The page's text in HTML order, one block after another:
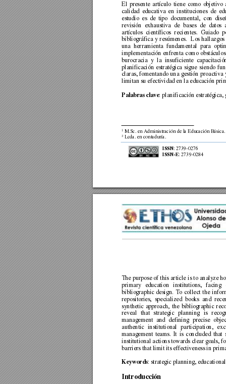
ISSN : 2739-0276
ISSN-E: 2739-0284
El presente artículo tiene como objetivo
calidad
educativa en instituciones de
estudio es de tipo documental, con
revisión
exhaustiva de bases de datos
artículos científicos recientes. Guiado
bibliográfica y resúmenes. Los hallazgos
una herramienta fundamental para
implementación enfrenta como
burocracia y l a insuficiente
planificación estratégica sigue siendo
claras, fomentando una gestión proactiva
limitan su efectividad en la educación
Palabras clave: planificación estratégica,
1 M.Sc. en Administración de la Educación Básica.
2 Lcda. en contaduría.
The purpose of this article is to analyze
primary
education institutions, facing
bibliographic design. To collect the
repositories,
specialized books and
synthetic approach, the bibliographic
reveal
that strategic planning is
management
and defining precise
authentic institutional participation,
management teams. It is concluded that
institutional actions towards clear goals,
barriers that limit its effectiveness in
Keywords: strategic planning,
Introducción